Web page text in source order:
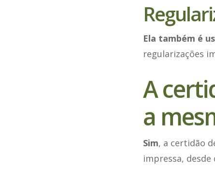
Ela também é
regularizações
A
a
Sim, a certidão
impressa,